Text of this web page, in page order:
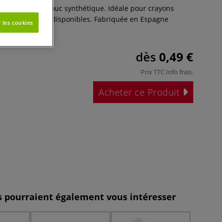
en caoutchouc synthétique. Idéale pour crayons
Deux tailles disponibles. Fabriquée en Espagne
dès 0,49 €
Prix TTC Info frais.
Acheter ce Produit
pourraient également vous intéresser
cookies